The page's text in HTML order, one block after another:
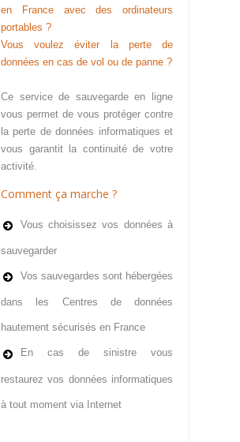
en France avec des ordinateurs
portables ?
Vous voulez éviter la perte de
données en cas de vol ou de panne ?
Ce service de sauvegarde en ligne
vous permet de vous protéger contre
la perte de données informatiques et
vous garantit la continuité de votre
activité.
Comment ça marche ?
Vous choisissez vos données à
sauvegarder
Vos sauvegardes sont hébergées
dans les Centres de données
hautement sécurisés en France
En cas de sinistre vous
restaurez vos données informatiques
à tout moment via Internet